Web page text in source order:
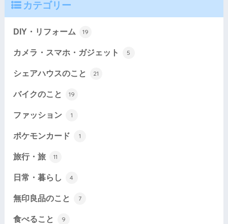
カテゴリー
DIY・リフォーム 19
カメラ・スマホ・ガジェット 5
シェアハウスのこと 21
バイクのこと 19
ファッション 1
ポケモンカード 1
旅行・旅 11
日常・暮らし 4
無印良品のこと 7
食べること 9